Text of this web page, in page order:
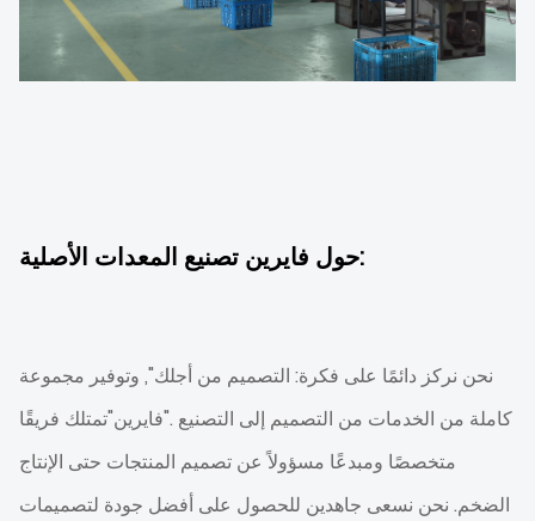
حول فايرين تصنيع المعدات الأصلية:
نحن نركز دائمًا على فكرة: التصميم من أجلك", وتوفير مجموعة
كاملة من الخدمات من التصميم إلى التصنيع ."فايرين"تمتلك فريقًا
متخصصًا ومبدعًا مسؤولاً عن تصميم المنتجات حتى الإنتاج
الضخم. نحن نسعى جاهدين للحصول على أفضل جودة لتصميمات